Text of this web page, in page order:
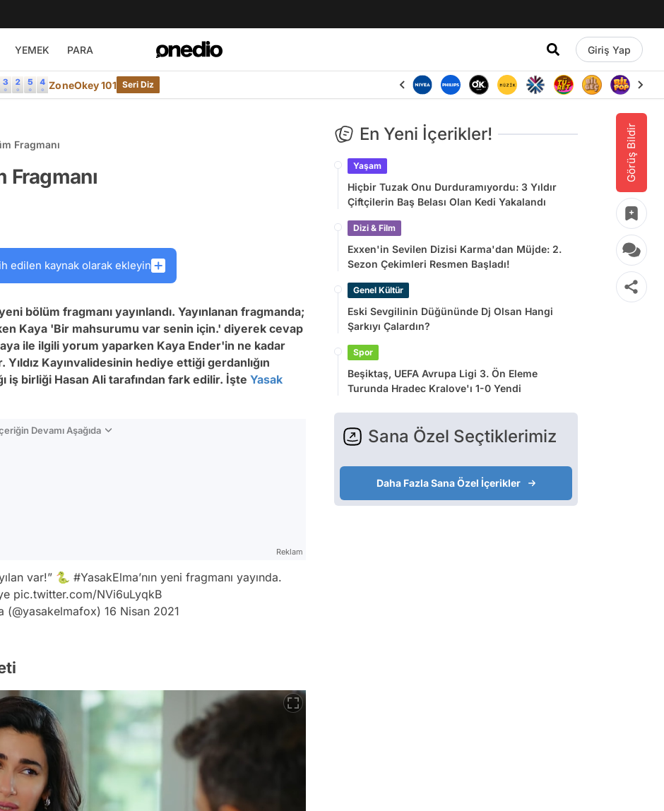
YEMEK PARA Giriş Yap
ZoneOkey 101 Seri Diz
Görüş Bildir
Fragmanı
Fragmanı
edilen kaynak olarak ekleyin
bölüm fragmanı yayınlandı. Yayınlanan fragmanda;
Kaya 'Bir mahsurumu var senin için.' diyerek cevap
ile ilgili yorum yaparken Kaya Ender'in ne kadar
Kayınvalidesinin hediye ettiği gerdanlığın
iş birliği Hasan Ali tarafından fark edilir. İşte Yasak
Devamı Aşağıda
Reklam
var!” 🐍 #YasakElma’nın yeni fragmanı yayında.
pic.twitter.com/NVi6uLyqkB
(@yasakelmafox) 16 Nisan 2021
En Yeni İçerikler!
Yaşam
Hiçbir Tuzak Onu Durduramıyordu: 3 Yıldır
Çiftçilerin Baş Belası Olan Kedi Yakalandı
Dizi & Film
Exxen'in Sevilen Dizisi Karma'dan Müjde: 2.
Sezon Çekimleri Resmen Başladı!
Genel Kültür
Eski Sevgilinin Düğününde Dj Olsan Hangi
Şarkıyı Çalardın?
Spor
Beşiktaş, UEFA Avrupa Ligi 3. Ön Eleme
Turunda Hradec Kralove'ı 1-0 Yendi
Sana Özel Seçtiklerimiz
Daha Fazla Sana Özel İçerikler